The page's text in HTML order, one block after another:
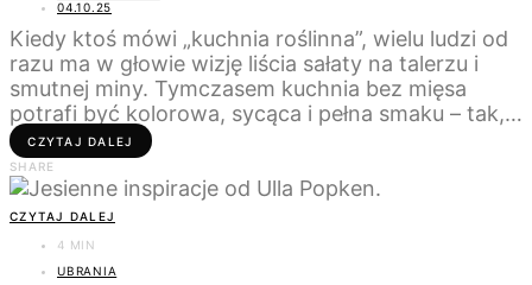
04.10.25
Kiedy ktoś mówi „kuchnia roślinna”, wielu ludzi od
razu ma w głowie wizję liścia sałaty na talerzu i
smutnej miny. Tymczasem kuchnia bez mięsa
potrafi być kolorowa, sycąca i pełna smaku – tak,…
CZYTAJ DALEJ
SHARE
CZYTAJ DALEJ
4 MIN
UBRANIA